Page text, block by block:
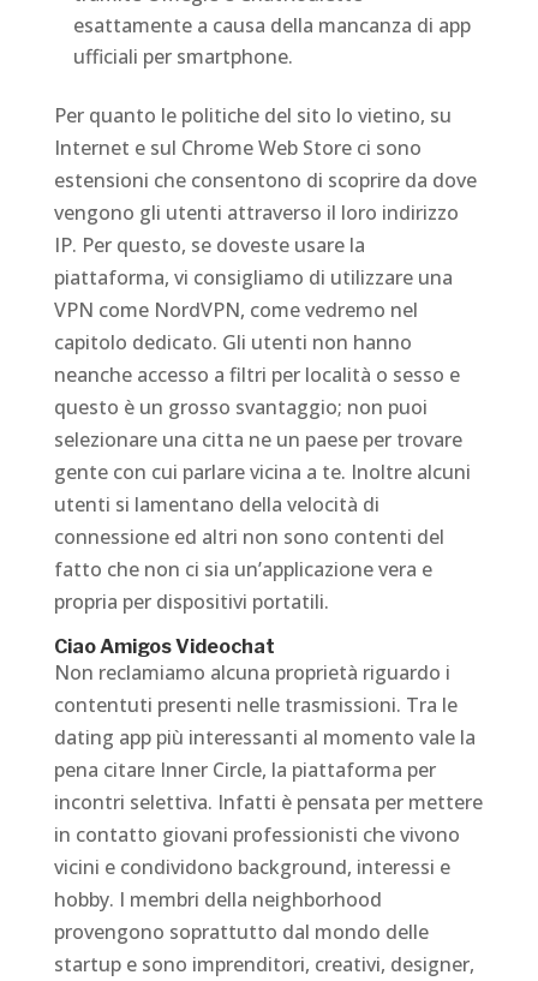
esattamente a causa della mancanza di app
ufficiali per smartphone.
Per quanto le politiche del sito lo vietino, su
Internet e sul Chrome Web Store ci sono
estensioni che consentono di scoprire da dove
vengono gli utenti attraverso il loro indirizzo
IP. Per questo, se doveste usare la
piattaforma, vi consigliamo di utilizzare una
VPN come NordVPN, come vedremo nel
capitolo dedicato. Gli utenti non hanno
neanche accesso a filtri per località o sesso e
questo è un grosso svantaggio; non puoi
selezionare una citta ne un paese per trovare
gente con cui parlare vicina a te. Inoltre alcuni
utenti si lamentano della velocità di
connessione ed altri non sono contenti del
fatto che non ci sia un’applicazione vera e
propria per dispositivi portatili.
Ciao Amigos Videochat
Non reclamiamo alcuna proprietà riguardo i
contentuti presenti nelle trasmissioni. Tra le
dating app più interessanti al momento vale la
pena citare Inner Circle, la piattaforma per
incontri selettiva. Infatti è pensata per mettere
in contatto giovani professionisti che vivono
vicini e condividono background, interessi e
hobby. I membri della neighborhood
provengono soprattutto dal mondo delle
startup e sono imprenditori, creativi, designer,